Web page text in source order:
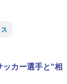
ッカー選手と“相